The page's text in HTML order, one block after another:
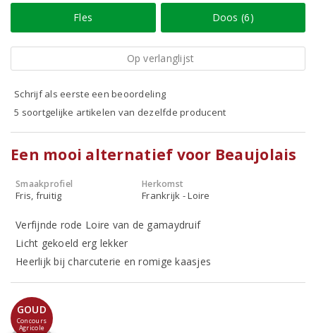
Fles Doos (6)
Op verlanglijst
Schrijf als eerste een beoordeling
5 soortgelijke artikelen van dezelfde producent
Een mooi alternatief voor Beaujolais
Smaakprofiel
Fris, fruitig
Herkomst
Frankrijk - Loire
Verfijnde rode Loire van de gamaydruif
Licht gekoeld erg lekker
Heerlijk bij charcuterie en romige kaasjes
GOUD
Concours
Agricole